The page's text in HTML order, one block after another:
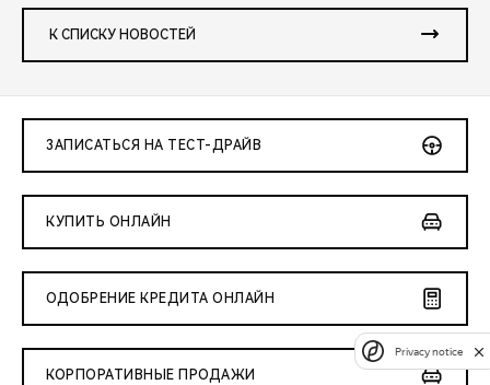
К СПИСКУ НОВОСТЕЙ
ЗАПИСАТЬСЯ НА ТЕСТ-ДРАЙВ
КУПИТЬ ОНЛАЙН
ОДОБРЕНИЕ КРЕДИТА ОНЛАЙН
КОРПОРАТИВНЫЕ ПРОДАЖИ
Privacy notice